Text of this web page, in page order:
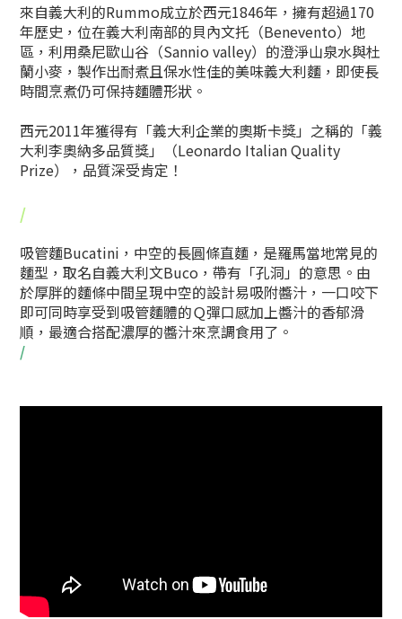
來自義大利的Rummo成立於西元1846年，擁有超過170
年歷史，位在義大利南部的貝內文托（Benevento）地
區，利用桑尼歐山谷（Sannio valley）的澄淨山泉水與杜
蘭小麥，製作出耐煮且保水性佳的美味義大利麵，即使長
時間烹煮仍可保持麵體形狀。
西元2011年獲得有「義大利企業的奧斯卡獎」之稱的「義
大利李奧納多品質獎」（Leonardo Italian Quality
Prize），品質深受肯定！
/
吸管麵Bucatini，中空的長圓條直麵，是羅馬當地常見的
麵型，取名自義大利文Buco，帶有「孔洞」的意思。由
於厚胖的麵條中間呈現中空的設計易吸附醬汁，一口咬下
即可同時享受到吸管麵體的Ｑ彈口感加上醬汁的香郁滑
順，最適合搭配濃厚的醬汁來烹調食用了。
/